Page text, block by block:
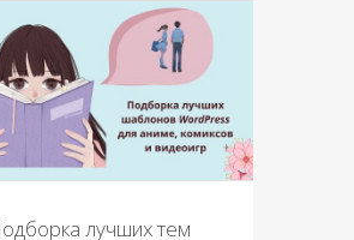
лучших тем